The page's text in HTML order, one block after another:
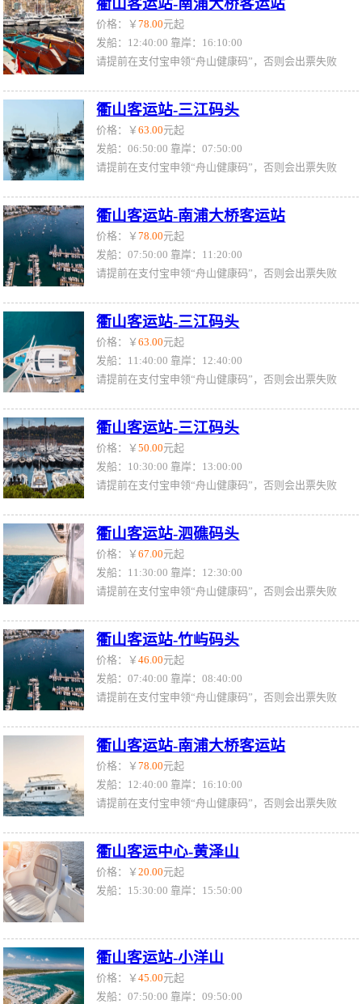
衢山客运站-南浦大桥客运站
价格：￥78.00元起
发船：12:40:00 靠岸：16:10:00
请提前在支付宝申领“舟山健康码”，否则会出票失败
衢山客运站-三江码头
价格：￥63.00元起
发船：06:50:00 靠岸：07:50:00
请提前在支付宝申领“舟山健康码”，否则会出票失败
衢山客运站-南浦大桥客运站
价格：￥78.00元起
发船：07:50:00 靠岸：11:20:00
请提前在支付宝申领“舟山健康码”，否则会出票失败
衢山客运站-三江码头
价格：￥63.00元起
发船：11:40:00 靠岸：12:40:00
请提前在支付宝申领“舟山健康码”，否则会出票失败
衢山客运站-三江码头
价格：￥50.00元起
发船：10:30:00 靠岸：13:00:00
请提前在支付宝申领“舟山健康码”，否则会出票失败
衢山客运站-泗礁码头
价格：￥67.00元起
发船：11:30:00 靠岸：12:30:00
请提前在支付宝申领“舟山健康码”，否则会出票失败
衢山客运站-竹屿码头
价格：￥46.00元起
发船：07:40:00 靠岸：08:40:00
请提前在支付宝申领“舟山健康码”，否则会出票失败
衢山客运站-南浦大桥客运站
价格：￥78.00元起
发船：12:40:00 靠岸：16:10:00
请提前在支付宝申领“舟山健康码”，否则会出票失败
衢山客运中心-黄泽山
价格：￥20.00元起
发船：15:30:00 靠岸：15:50:00
衢山客运站-小洋山
价格：￥45.00元起
发船：07:50:00 靠岸：09:50:00